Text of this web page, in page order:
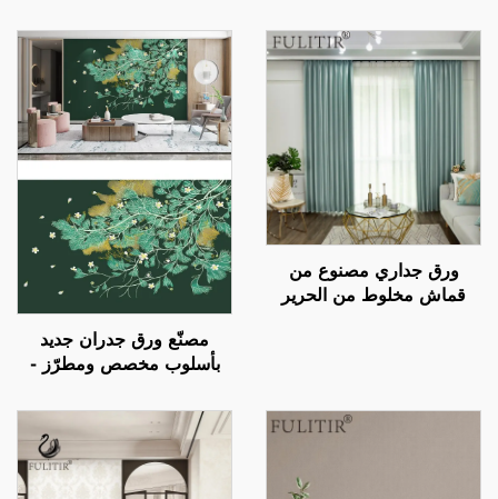
ورق جداري مصنوع من
قماش مخلوط من الحرير
مصنّع ورق جدران جديد
بأسلوب مخصص ومطرّز -
فواصل لجميع أنحاء المنزل،
يتمتع بأسلوب فاخر خفيف
وعالي الجودة ودقيق للغاية،
مناسب لخلفيات غرف النوم